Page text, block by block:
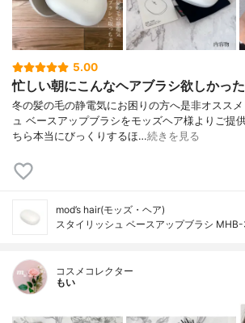
5.00
忙しい朝にこんなヘアブラシ欲しかった
冬の髪の毛の静電気にお困りの方へ是非オスス
ュ ベースアップブラシをモッズヘア様よりご提供
ちら本当にびっくりするほ…続きを見る
mod’s hair(モッズ・ヘア)
スタイリッシュ ベースアップブラシ
コスメコレクター
もい